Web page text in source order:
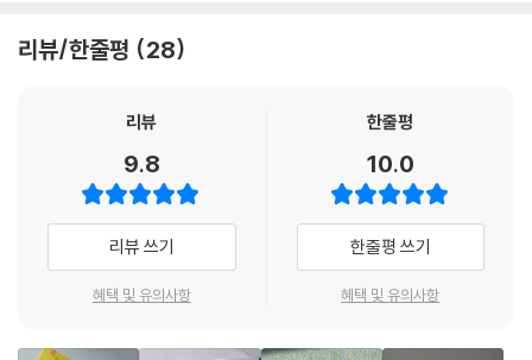
내일은 더 좋아질 테니까!
『나무 이발사』는 햇빛의 색이자 행복의 상징인 노란색과 성장을 품은 자연
의 초록색을 사용해, 작품의 따뜻한 메시지와 완벽하게 조화를 이루며 모
두의 마음에 스며든다. 또한 봄의 벚꽃, 여름의 청량함, 가을의 단풍, 겨울
의 버석버석함 등 변화무쌍한 자연의 모습이 가득 담겨 기분 좋은 활력을
느끼게 한다. 그리고 어쩐지 나를 쳐다보고 있는 듯한 식물들과, 엉뚱한 고
엉킨 나무들 등 작가의 귀여운 상상력을 엿볼 수 있는데, 이는 독자들로 하
리뷰/한줄평 28
리뷰
9.8
리뷰 쓰기
혜택 및 유의사항
한줄평
10.0
한줄평 쓰기
혜택 및 유의사항